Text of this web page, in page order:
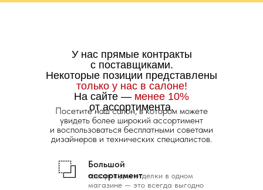
товаров для отделки в одном
магазине — это всегда выгодно
Большой
ассортимент
У нас прямые контракты
с поставщиками.
Некоторые позиции представлены
только у нас в салоне!
На сайте — менее 10%
от ассортимента.
Посетите наш салон, в котором можете
увидеть более широкий ассортимент
и воспользоваться бесплатными советами
дизайнеров и технических специалистов.